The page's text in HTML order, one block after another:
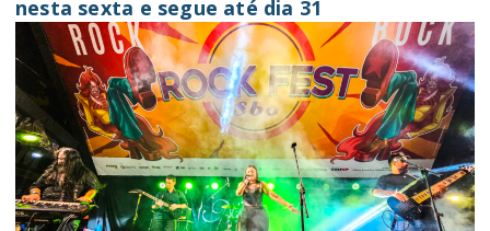
nesta sexta e segue até dia 31